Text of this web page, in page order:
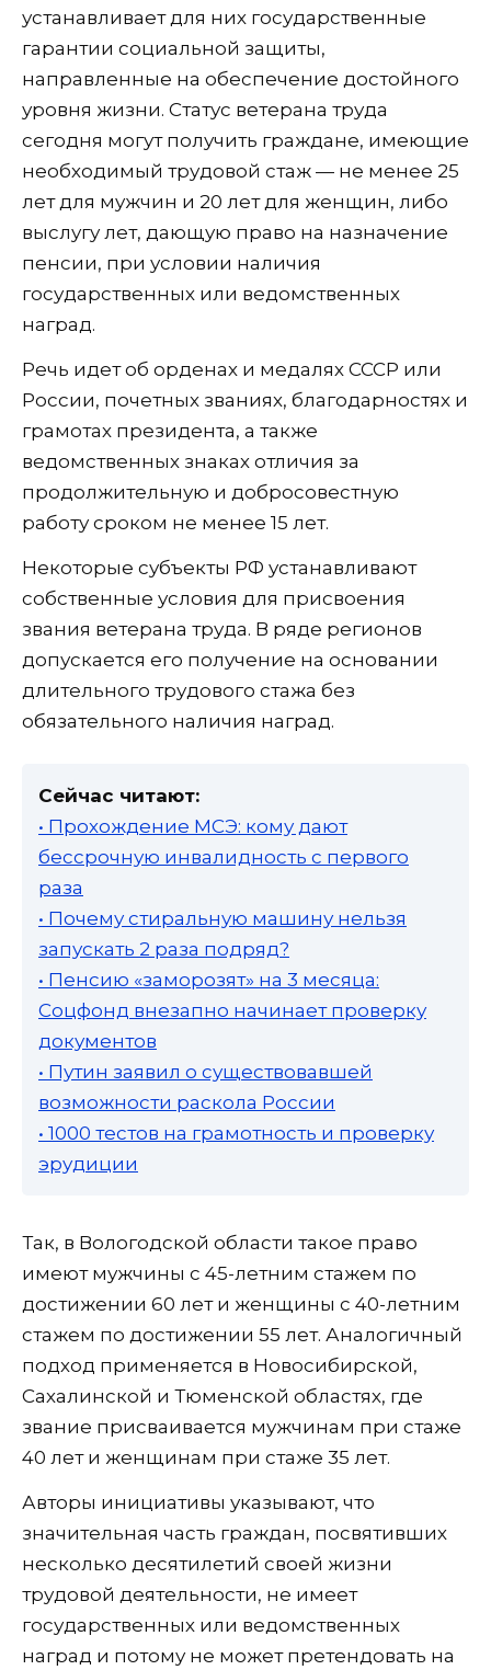
устанавливает для них государственные
гарантии социальной защиты,
направленные на обеспечение достойного
уровня жизни. Статус ветерана труда
сегодня могут получить граждане, имеющие
необходимый трудовой стаж — не менее 25
лет для мужчин и 20 лет для женщин, либо
выслугу лет, дающую право на назначение
пенсии, при условии наличия
государственных или ведомственных
наград.
Речь идет об орденах и медалях СССР или
России, почетных званиях, благодарностях и
грамотах президента, а также
ведомственных знаках отличия за
продолжительную и добросовестную
работу сроком не менее 15 лет.
Некоторые субъекты РФ устанавливают
собственные условия для присвоения
звания ветерана труда. В ряде регионов
допускается его получение на основании
длительного трудового стажа без
обязательного наличия наград.
Сейчас читают:
• Прохождение МСЭ: кому дают
бессрочную инвалидность с первого
раза
• Почему стиральную машину нельзя
запускать 2 раза подряд?
• Пенсию «заморозят» на 3 месяца:
Соцфонд внезапно начинает проверку
документов
• Путин заявил о существовавшей
возможности раскола России
• 1000 тестов на грамотность и проверку
эрудиции
Так, в Вологодской области такое право
имеют мужчины с 45-летним стажем по
достижении 60 лет и женщины с 40-летним
стажем по достижении 55 лет. Аналогичный
подход применяется в Новосибирской,
Сахалинской и Тюменской областях, где
звание присваивается мужчинам при стаже
40 лет и женщинам при стаже 35 лет.
Авторы инициативы указывают, что
значительная часть граждан, посвятивших
несколько десятилетий своей жизни
трудовой деятельности, не имеет
государственных или ведомственных
наград и потому не может претендовать на